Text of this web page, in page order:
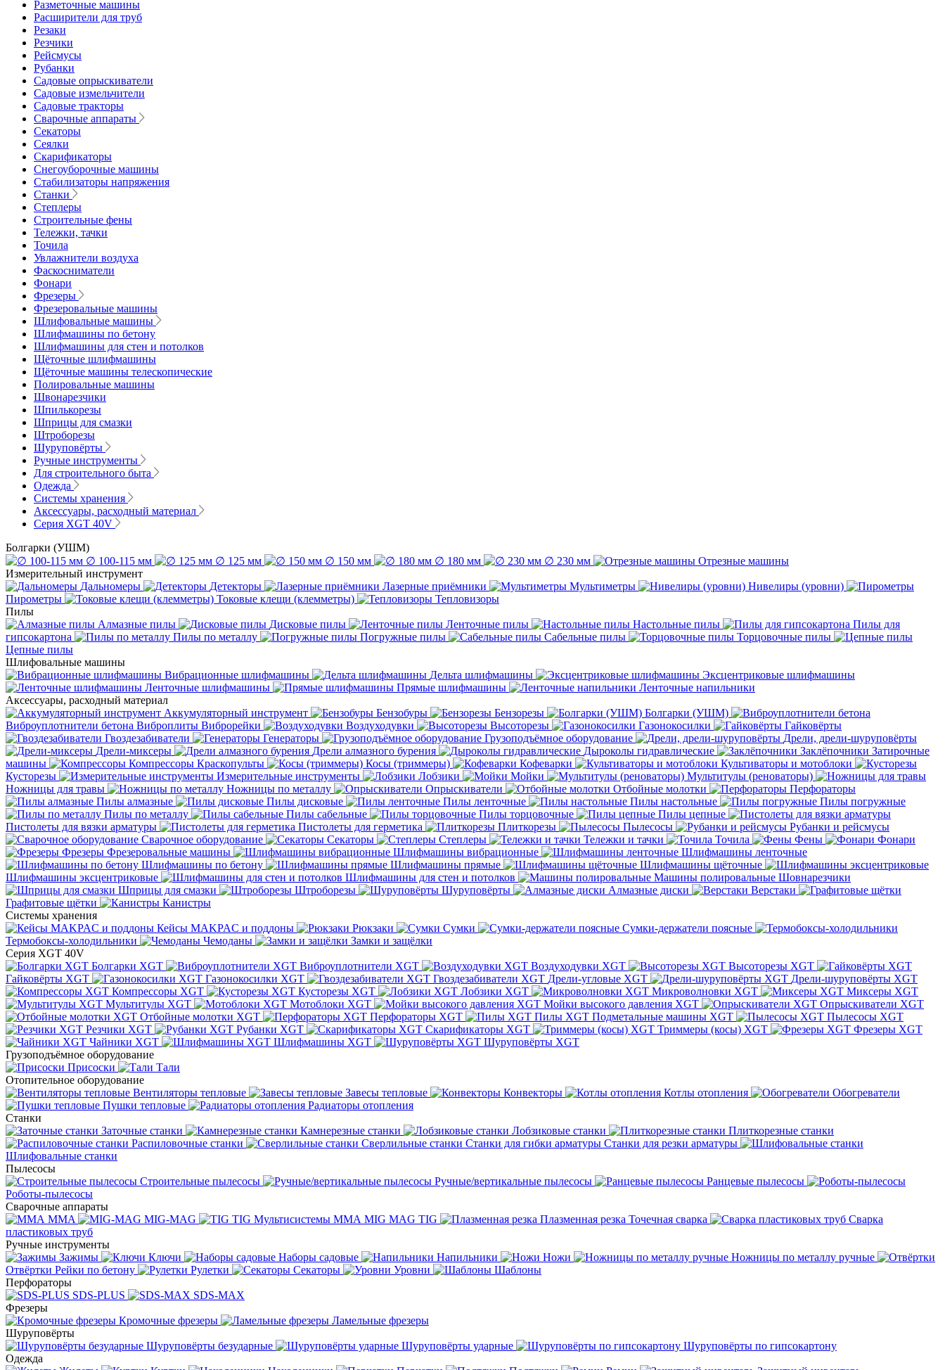
Разметочные машины
Расширители для труб
Резаки
Резчики
Рейсмусы
Рубанки
Садовые опрыскиватели
Садовые измельчители
Садовые тракторы
Сварочные аппараты
Секаторы
Сеялки
Скарификаторы
Снегоуборочные машины
Стабилизаторы напряжения
Станки
Степлеры
Строительные фены
Тележки, тачки
Точила
Увлажнители воздуха
Фаскосниматели
Фонари
Фрезеры
Фрезеровальные машины
Шлифовальные машины
Шлифмашины по бетону
Шлифмашины для стен и потолков
Щёточные шлифмашины
Щёточные машины телескопические
Полировальные машины
Швонарезчики
Шпилькорезы
Шприцы для смазки
Штроборезы
Шуруповёрты
Ручные инструменты
Для строительного быта
Одежда
Системы хранения
Аксессуары, расходный материал
Серия XGT 40V
Болгарки (УШМ)
∅ 100-115 мм
∅ 125 мм ∅ 150 мм ∅ 180 мм ∅ 230 мм
Отрезные машины
Измерительный инструмент
Дальномеры
Детекторы Лазерные приёмники Мультиметры
Нивелиры (уровни)
Пирометры
Токовые клещи (клемметры)
Тепловизоры
Пилы
Алмазные пилы
Дисковые пилы Ленточные пилы Настольные пилы
Пилы для
гипсокартона
Пилы по металлу Погружные пилы Сабельные пилы
Торцовочные пилы
Цепные пилы
Шлифовальные машины
Вибрационные шлифмашины
Дельта шлифмашины
Эксцентриковые шлифмашины
Ленточные шлифмашины
Прямые шлифмашины
Ленточные напильники
Аксессуары, расходный материал
Аккумуляторный инструмент
Бензобуры Бензорезы
Болгарки (УШМ)
Виброуплотнители бетона Виброплиты Виброрейки Воздуходувки Высоторезы Газонокосилки
Гайковёрты
Гвоздезабиватели
Генераторы Грузоподъёмное оборудование
Дрели, дрели-шуруповёрты
Дрели-миксеры
Дрели алмазного бурения Дыроколы гидравлические Заклёпочники Затирочные
машины
Компрессоры Краскопульты Косы (триммеры) Кофеварки
Культиваторы и мотоблоки
Кусторезы
Измерительные инструменты Лобзики Мойки
Мультитулы (реноваторы)
Ножницы для травы
Ножницы по металлу Опрыскиватели Отбойные молотки
Перфораторы
Пилы алмазные
Пилы дисковые Пилы ленточные Пилы настольные
Пилы погружные
Пилы по металлу
Пилы сабельные Пилы торцовочные
Пилы цепные
Пистолеты для вязки арматуры
Пистолеты для герметика Плиткорезы Пылесосы
Рубанки и рейсмусы
Сварочное оборудование
Секаторы Степлеры Тележки и тачки Точила Фены
Фонари
Фрезеры Фрезеровальные машины Шлифмашины вибрационные
Шлифмашины ленточные
Шлифмашины по бетону
Шлифмашины прямые
Шлифмашины щёточные
Шлифмашины эксцентриковые
Шлифмашины для стен и потолков Машины полировальные Шовнарезчики
Шприцы для смазки
Штроборезы Шуруповёрты Алмазные диски
Верстаки
Графитовые щётки
Канистры
Системы хранения
Кейсы MAKPAC и поддоны
Рюкзаки Сумки
Сумки-держатели поясные
Термобоксы-холодильники
Чемоданы
Замки и защёлки
Серия XGT 40V
Болгарки XGT
Виброуплотнители XGT Воздуходувки XGT
Высоторезы XGT
Гайковёрты XGT
Газонокосилки XGT Гвоздезабиватели XGT Дрели-угловые XGT
Дрели-шуруповёрты XGT
Компрессоры XGT
Кусторезы XGT Лобзики XGT Микроволновки XGT
Миксеры XGT
Мультитулы XGT
Мотоблоки XGT Мойки высокого давления XGT
Опрыскиватели XGT
Отбойные молотки XGT
Перфораторы XGT Пилы XGT Подметальные машины XGT
Пылесосы XGT
Резчики XGT
Рубанки XGT Скарификаторы XGT Триммеры (косы) XGT
Фрезеры XGT
Чайники XGT
Шлифмашины XGT
Шуруповёрты XGT
Грузоподъёмное оборудование
Присоски
Тали
Отопительное оборудование
Вентиляторы тепловые
Завесы тепловые Конвекторы Котлы отопления
Обогреватели
Пушки тепловые
Радиаторы отопления
Станки
Заточные станки
Камнерезные станки Лобзиковые станки
Плиткорезные станки
Распиловочные станки
Сверлильные станки Станки для гибки арматуры Станки для резки арматуры
Шлифовальные станки
Пылесосы
Строительные пылесосы
Ручные/вертикальные пылесосы
Ранцевые пылесосы
Роботы-пылесосы
Сварочные аппараты
MMA
MIG-MAG TIG Мультисистемы ММА MIG MAG TIG Плазменная резка Точечная сварка
Cварка
пластиковых труб
Ручные инструменты
Зажимы
Ключи Наборы садовые Напильники Ножи
Ножницы по металлу ручные
Отвёртки Рейки по бетону Рулетки Секаторы Уровни
Шаблоны
Перфораторы
SDS-PLUS
SDS-MAX
Фрезеры
Кромочные фрезеры
Ламельные фрезеры
Шуруповёрты
Шуруповёрты безударные
Шуруповёрты ударные
Шуруповёрты по гипсокартону
Одежда